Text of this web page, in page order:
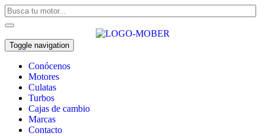
Toggle navigation
Conócenos
Motores
Culatas
Turbos
Cajas de cambio
Marcas
Contacto